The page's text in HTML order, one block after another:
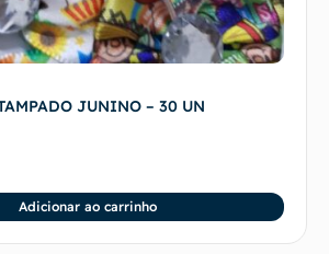
JUNINO – 30 UN
Adicionar ao carrinho